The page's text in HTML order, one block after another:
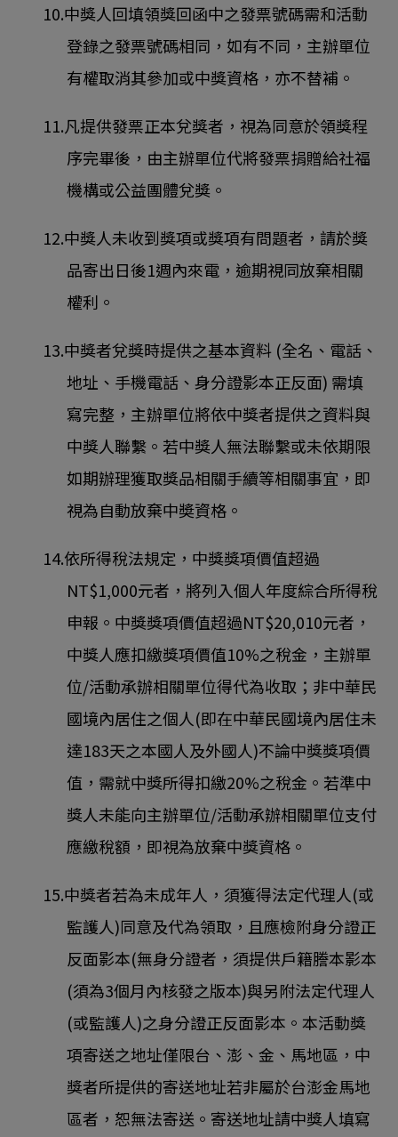
10.中獎人回填領獎回函中之發票號碼需和活動
登錄之發票號碼相同，如有不同，主辦單位
有權取消其參加或中獎資格，亦不替補。
11.凡提供發票正本兌獎者，視為同意於領獎程
序完畢後，由主辦單位代將發票捐贈給社福
機構或公益團體兌獎。
12.中獎人未收到獎項或獎項有問題者，請於獎
品寄出日後1週內來電，逾期視同放棄相關
權利。
13.中獎者兌獎時提供之基本資料 (全名、電話、
地址、手機電話、身分證影本正反面) 需填
寫完整，主辦單位將依中獎者提供之資料與
中獎人聯繫。若中獎人無法聯繫或未依期限
如期辦理獲取獎品相關手續等相關事宜，即
視為自動放棄中奬資格。
14.依所得稅法規定，中獎獎項價值超過
NT$1,000元者，將列入個人年度綜合所得稅
申報。中獎獎項價值超過NT$20,010元者，
中獎人應扣繳獎項價值10%之稅金，主辦單
位/活動承辦相關單位得代為收取；非中華民
國境內居住之個人(即在中華民國境內居住未
達183天之本國人及外國人)不論中獎獎項價
值，需就中獎所得扣繳20%之稅金。若準中
獎人未能向主辦單位/活動承辦相關單位支付
應繳稅額，即視為放棄中獎資格。
15.中獎者若為未成年人，須獲得法定代理人(或
監護人)同意及代為領取，且應檢附身分證正
反面影本(無身分證者，須提供戶籍謄本影本
(須為3個月內核發之版本)與另附法定代理人
(或監護人)之身分證正反面影本。本活動獎
項寄送之地址僅限台、澎、金、馬地區，中
獎者所提供的寄送地址若非屬於台澎金馬地
區者，恕無法寄送。寄送地址請中獎人填寫